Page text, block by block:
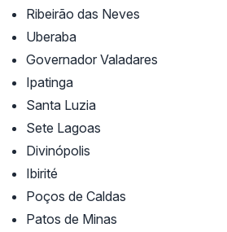
Ribeirão das Neves
Uberaba
Governador Valadares
Ipatinga
Santa Luzia
Sete Lagoas
Divinópolis
Ibirité
Poços de Caldas
Patos de Minas